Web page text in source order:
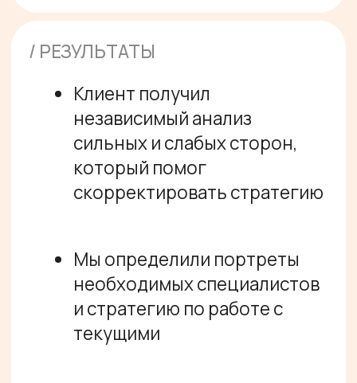
Установили требования к
точкам для менеджеров
У клиента появилась
формализованная воронка
продаж с четкими этапами и
чек-листами, интеграция в
CRM в процессе
Саша Коньков